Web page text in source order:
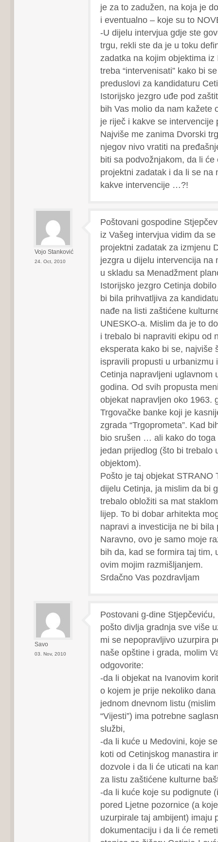
je za to zadužen, na koja je
i eventualno – koje su to
-U dijelu intervjua gdje ste
trgu, rekli ste da je u toku
zadatka na kojim objektima iz
treba “intervenisati” kako bi
preduslovi za kandidaturu
Istorijsko jezgro uđe pod
bih Vas molio da nam kažete
je riječ i kakve se intervencije
Najviše me zanima Dvorski
njegov nivo vratiti na
biti sa podvožnjakom, da li će
projektni zadatak i da li se na
kakve intervencije …?!
Vojo Stanković
24. Oct, 2010
Poštovani gospodine
iz Vašeg intervjua vidim da
projektni zadatak za izmjenu
jezgra u dijelu intervencija na
u skladu sa Menadžment
Istorijsko jezgro Cetinja dobilo
bi bila prihvatljiva za
nađe na listi zaštićene
UNESKO-a. Mislim da je to
i trebalo bi napraviti ekipu od
eksperata kako bi se, najviše
ispravili propusti u urbanizmu
Cetinja napravljeni uglavnom
godina. Od svih propusta
objekat napravljen oko 1963.
Trgovačke banke koji je
zgrada “Trgoprometa”. Kad
bio srušen … ali kako do toga
jedan prijedlog (što bi trebalo
objektom).
Pošto je taj objekat STRANO
dijelu Cetinja, ja mislim da bi
trebalo obložiti sa mat
lijep. To bi dobar arhitekta
napravi a investicija ne bi bila
Naravno, ovo je samo moje
bih da, kad se formira taj tim,
ovim mojim razmišljanjem.
Srdačno Vas pozdravljam
Savo
03. Nov, 2010
Postovani g-dine Stjepčeviću,
pošto divlja gradnja sve više
mi se nepopravljivo uzurpira
naše opštine i grada, molim
odgovorite:
-da li objekat na Ivanovim
o kojem je prije nekoliko
jednom dnevnom listu
“Vijesti”) ima potrebne
službi,
-da li kuće u Medovini, koje
koti od Cetinjskog manastira
dozvole i da li će uticati na
za listu zaštićene kulturne
-da li kuće koje su podignute
pored Ljetne pozornice (a
uzurpirale taj ambijent) imaju
dokumentaciju i da li će